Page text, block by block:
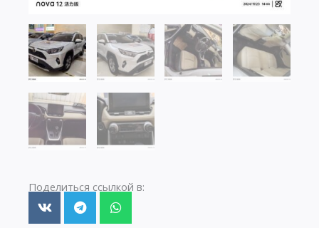
Поделиться ссылкой в: